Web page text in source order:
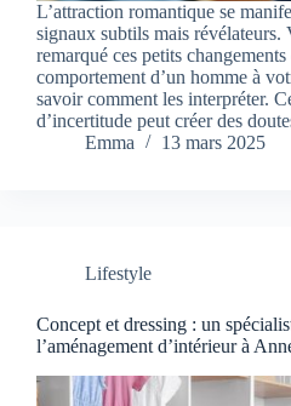
L’attraction romantique se
signaux subtils mais révélateurs.
remarqué ces petits changements
comportement d’un homme à
savoir comment les interpréter.
d’incertitude peut créer des
Emma
13 mars 2025
Lifestyle
Concept et dressing : un
l’aménagement d’intérieur à